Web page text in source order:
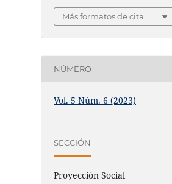
Más formatos de cita
NÚMERO
Vol. 5 Núm. 6 (2023)
SECCIÓN
Proyección Social